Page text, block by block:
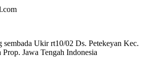
sembada Ukir rt10/02 Ds. Petekeyan Kec.
Prop. Jawa Tengah Indonesia